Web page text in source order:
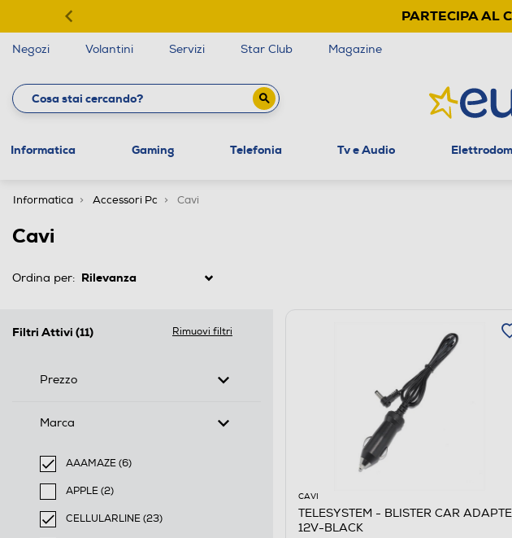
PARTECIPA AL
Negozi Volantini Servizi Star Club Magazine
Informatica Gaming Telefonia Tv e Audio
Informatica Accessori Pc Cavi
Cavi
Ordina per:
Filtri Attivi (11) Rimuovi filtri
Prezzo
Marca
AAAMAZE (6)
selected Filtro applicato per Marca: AAAMAZE
APPLE (2)
Filtra per Marca: APPLE
CELLULARLINE (23)
CAVI
TELESYSTEM - BLISTER CAR
12V-BLACK